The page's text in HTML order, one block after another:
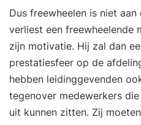
dus een belangrijk
Tijdens de Basiscursus
alles over uw rechten en
arbeidsvoorwaarden,
reorganisaties. En hoe u
trends als Het Nieuwe
personeelsbeleid,
Dus freewheelen is niet
verliest een freewheelende
zijn motivatie. Hij zal dan
prestatiesfeer op de
hebben leidinggevenden
tegenover medewerkers
uit kunnen zitten. Zij